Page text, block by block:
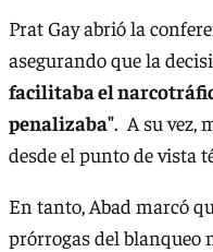
Prat Gay abrió la
asegurando que la
facilitaba el
penalizaba". A su vez,
desde el punto de vista
En tanto, Abad marcó
prórrogas del blanqueo